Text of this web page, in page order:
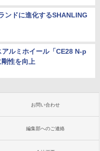
ンドに進化するSHANLING
アルミホイール「CE28 N-p
性を向上
お問い合わせ
編集部へのご連絡